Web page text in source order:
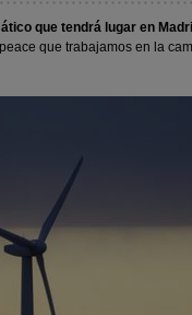
que tendrá lugar en
que trabajamos en la